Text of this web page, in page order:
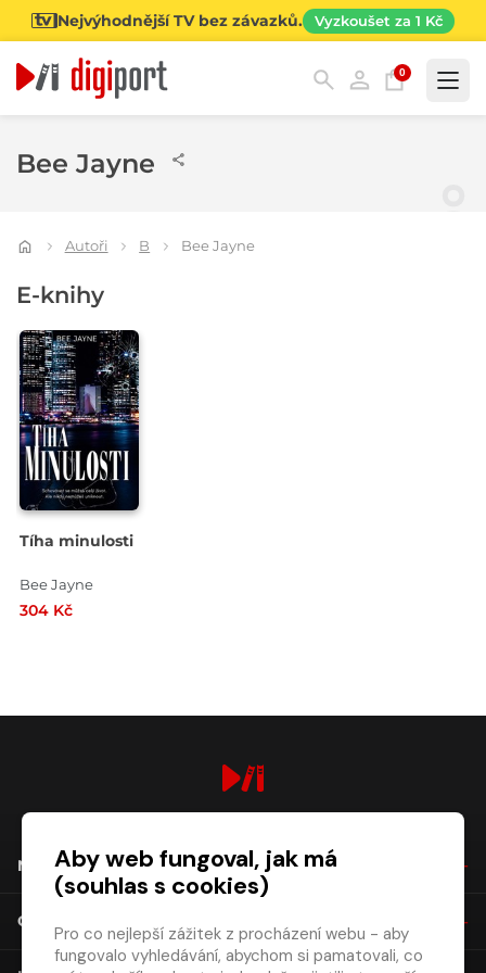
Nejvýhodnější TV bez závazků. Vyzkoušet za 1 Kč
0
Bee Jayne
Autoři B Bee Jayne
E-knihy
Tíha minulosti
Bee Jayne
304 Kč
NÁKUP
O SPOLEČNOSTI
Aby web fungoval, jak má
(souhlas s cookies)
Pro co nejlepší zážitek z procházení webu - aby
fungovalo vyhledávání, abychom si pamatovali, co